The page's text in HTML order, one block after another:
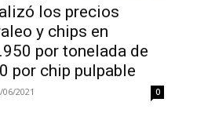
los precios
y chips en
por tonelada de
por chip pulpable
06/2021 0